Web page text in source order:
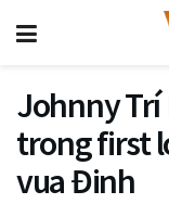
Johnny
trong first
vua Đinh